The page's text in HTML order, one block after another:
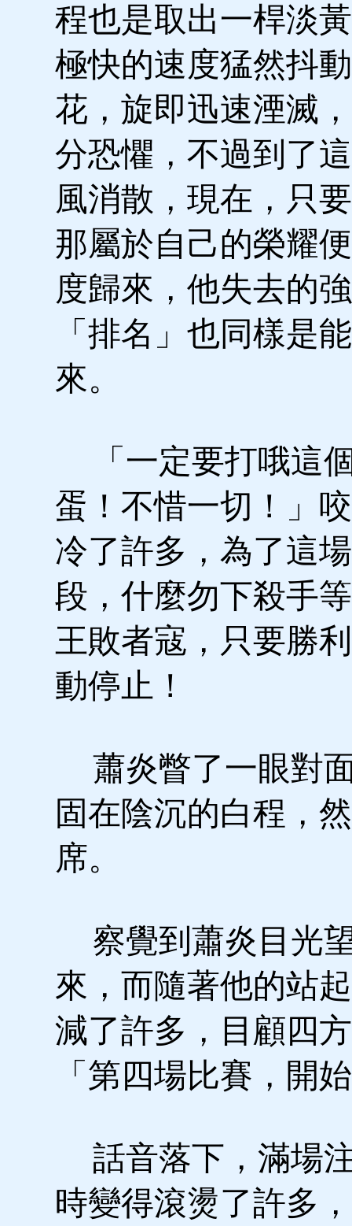
程也是取出一桿淡
極快的速度猛然抖
花，旋即迅速湮滅
分恐懼，不過到了
風消散，現在，只
那屬於自己的榮耀
度歸來，他失去的
「排名」也同樣是
來。
「一定要打哦這
蛋！不惜一切！」
冷了許多，為了這
段，什麼勿下殺手
王敗者寇，只要勝
動停止！
蕭炎瞥了一眼對
固在陰沉的白程，
席。
察覺到蕭炎目光
來，而隨著他的站
減了許多，目顧四
「第四場比賽，開
話音落下，滿場
時變得滾燙了許多